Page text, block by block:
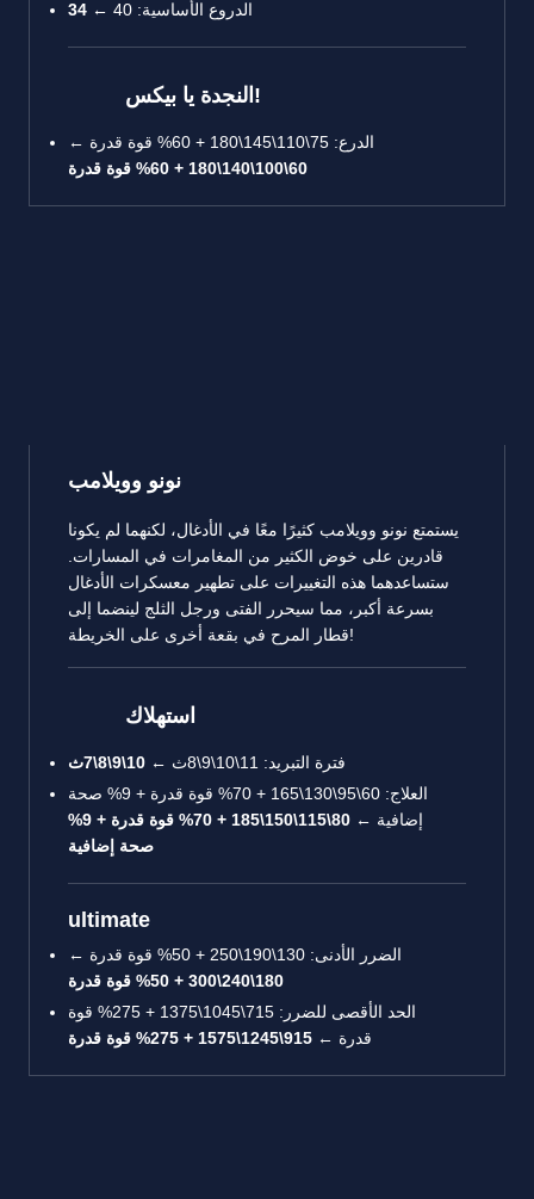
الدروع الأساسية: 40 ← 34
النجدة يا بيكس!
الدرع: 75\110\145\180 + 60% قوة قدرة ←
60\100\140\180 + 60% قوة قدرة
نونو وويلامب
يستمتع نونو وويلامب كثيرًا معًا في الأدغال، لكنهما لم يكونا
قادرين على خوض الكثير من المغامرات في المسارات.
ستساعدهما هذه التغييرات على تطهير معسكرات الأدغال
بسرعة أكبر، مما سيحرر الفتى ورجل الثلج لينضما إلى
قطار المرح في بقعة أخرى على الخريطة!
استهلاك
فترة التبريد: 11\10\9\8ث ←
10\9\8\7ث
العلاج: 60\95\130\165 + 70% قوة قدرة + 9% صحة
إضافية ←
80\115\150\185 + 70% قوة قدرة + 9%
صحة إضافية
ultimate
الضرر الأدنى: 130\190\250 + 50% قوة قدرة ←
180\240\300 + 50% قوة قدرة
الحد الأقصى للضرر: 715\1045\1375 + 275% قوة
قدرة ←